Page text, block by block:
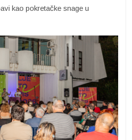
kao pokretačke snage u